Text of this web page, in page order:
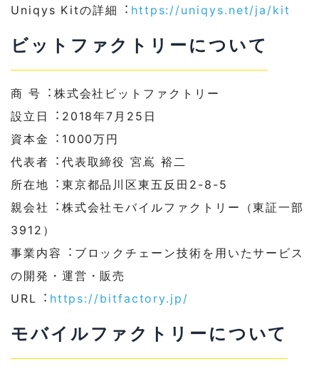
Uniqys Kitの詳細︓ https://uniqys.net/ja/kit
ビットファクトリーについて
商 号︓株式会社ビットファクトリー
設⽴⽇︓2018年7⽉25⽇
資本⾦︓1000万円
代表者︓代表取締役 宮嶌 裕⼆
所在地︓東京都品川区東五反⽥2-8-5
親会社︓株式会社モバイルファクトリー（東証⼀部
3912）
事業内容︓ブロックチェーン技術を⽤いたサービス
の開発・運営・販売
URL︓ https://bitfactory.jp/
モバイルファクトリーについて